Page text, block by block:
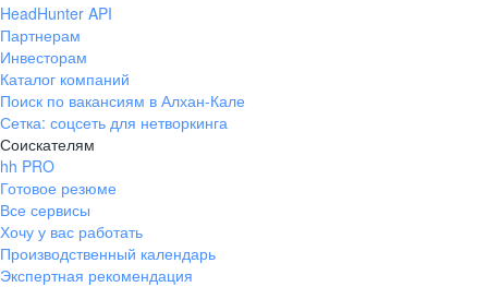
HeadHunter API
Партнерам
Инвесторам
Каталог компаний
Поиск по вакансиям в Алхан-Кале
Сетка: соцсеть для нетворкинга
Соискателям
hh PRO
Готовое резюме
Все сервисы
Хочу у вас работать
Производственный календарь
Экспертная рекомендация